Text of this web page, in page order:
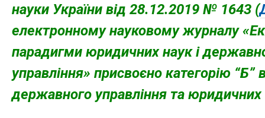
науки України від 28.12.2019 № 1643 (
електронному науковому журналу
парадигми юридичних наук і
управління» присвоєно категорію “Б”
державного управління та юридичних